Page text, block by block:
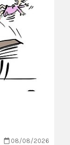
08/08/2026